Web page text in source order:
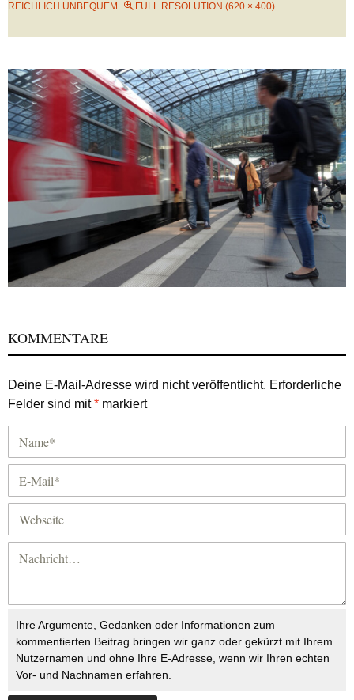
REICHLICH UNBEQUEM
FULL RESOLUTION (620 × 400)
KOMMENTARE
Deine E-Mail-Adresse wird nicht veröffentlicht. Erforderliche
Felder sind mit* markiert
Ihre Argumente, Gedanken oder Informationen zum
kommentierten Beitrag bringen wir ganz oder gekürzt mit Ihrem
Nutzernamen und ohne Ihre E-Adresse, wenn wir Ihren echten
Vor- und Nachnamen erfahren.